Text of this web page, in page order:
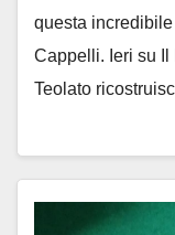
questa
Cappelli. Ieri su
Teolato